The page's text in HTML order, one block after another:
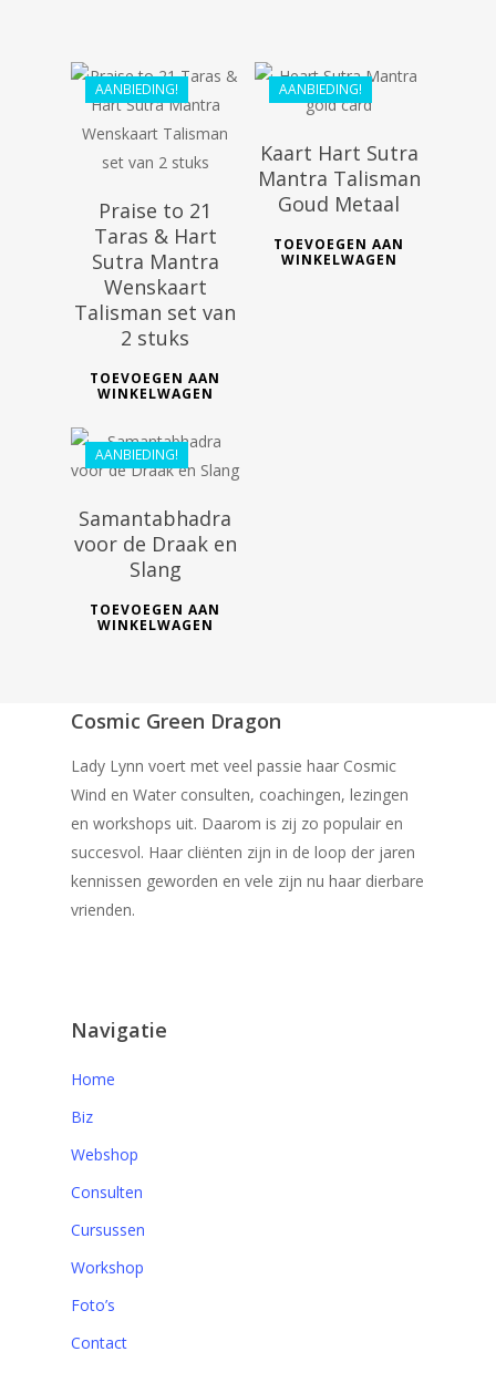
AANBIEDING!
Praise to 21
Taras & Hart
Sutra Mantra
Wenskaart
Talisman set van
2 stuks
TOEVOEGEN AAN
WINKELWAGEN
AANBIEDING!
Kaart Hart Sutra
Mantra Talisman
Goud Metaal
TOEVOEGEN AAN
WINKELWAGEN
AANBIEDING!
€40.49
Samantabhadra
voor de Draak en
Slang
TOEVOEGEN AAN
WINKELWAGEN
Cosmic Green Dragon
Lady Lynn voert met veel passie haar Cosmic
Wind en Water consulten, coachingen, lezingen
en workshops uit. Daarom is zij zo populair en
succesvol. Haar cliënten zijn in de loop der jaren
kennissen geworden en vele zijn nu haar dierbare
vrienden.
Navigatie
Home
Biz
Webshop
Consulten
Cursussen
Workshop
Foto’s
Contact